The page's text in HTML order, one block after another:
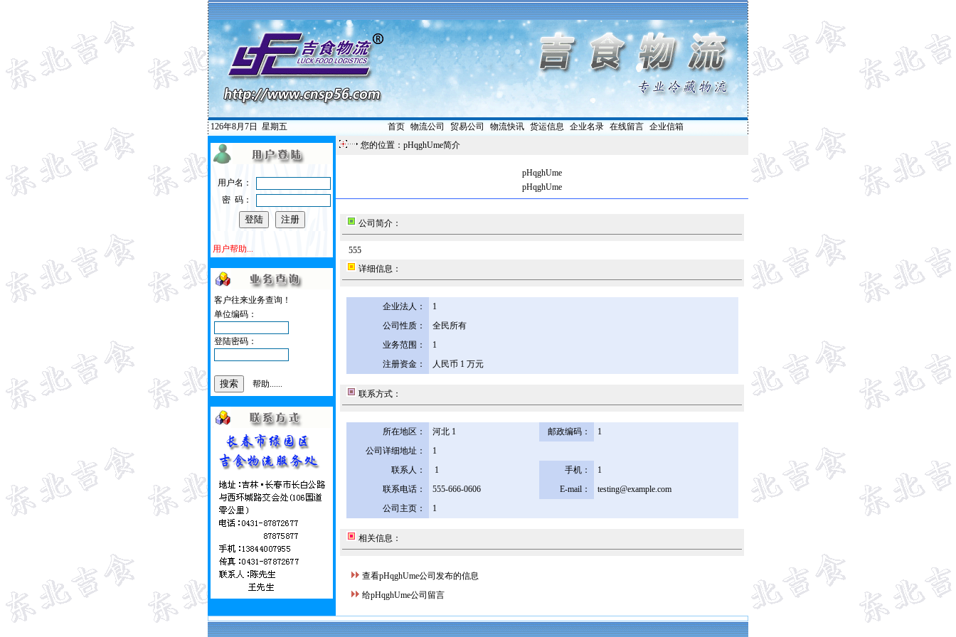
126年8月7日 星期五 首页| 物流公司 贸易公司 物流快讯| 货运信息 企业名录| 在线留言| 企业信箱
用户名：
密 码：
用户帮助...
客户往来业务查询！
单位编码：
登陆密码：
帮助......
您的位置：pHqghUme简介
pHqghUme
pHqghUme
公司简介：
555
详细信息：
企业法人：
1
公司性质：
全民所有
业务范围：
1
注册资金：
人民币 1 万元
联系方式：
所在地区： 河北 1 邮政编码：
1
公司详细地址：
1
联系人：
1 手机：
1
联系电话：
555-666-0606 E-mail：
testing@example.com
公司主页：
1
相关信息：
查看pHqghUme公司发布的信息
给pHqghUme公司留言